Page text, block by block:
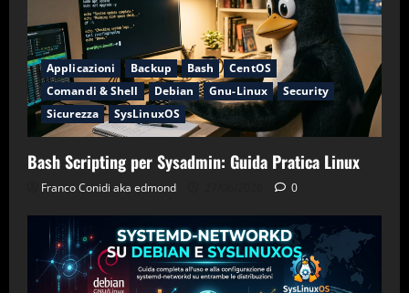
Applicazioni Backup Bash
CentOS
Comandi & Shell
Debian Gnu-Linux
Security
Sicurezza
SysLinuxOS
Bash Scripting per Sysadmin: Guida Pratica Linux
Franco Conidi aka edmond 0